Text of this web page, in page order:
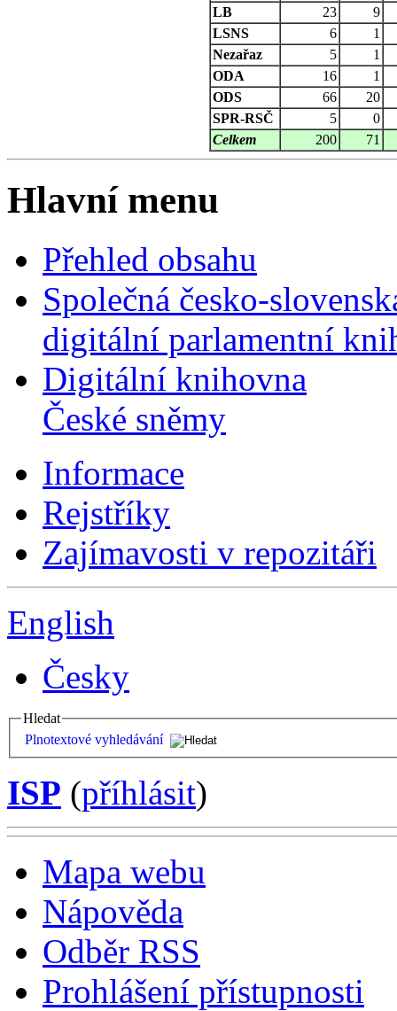
LB
23
9
LSNS
6
1
Nezařaz
5
1
ODA
16
1
ODS
66
20
SPR-RSČ
5
0
Celkem
200 71
Hlavní menu
Přehled obsahu
Společná česko-
digitální parlamentní
Digitální knihovna
České sněmy
Informace
Rejstříky
Zajímavosti v repozitáři
English
Česky
Hledat
Plnotextové vyhledávání
ISP (příhlásit)
Mapa webu
Nápověda
Odběr RSS
Prohlášení přístupnosti